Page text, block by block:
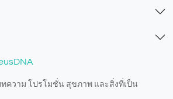
ความ โปรโมชั่น สุขภาพ และสิ่งที่เป็น